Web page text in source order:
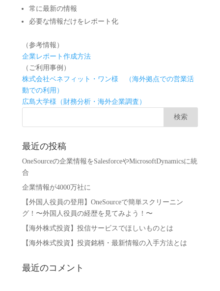
常に最新の情報
必要な情報だけをレポート化
（参考情報）
企業レポート作成方法
（ご利用事例）
株式会社ベネフィット・ワン様 （海外拠点での営業活
動での利用）
広島大学様（財務分析・海外企業調査）
最近の投稿
OneSourceの企業情報をSalesforceやMicrosoftDynamicsに統
合
企業情報が4000万社に
【外国人役員の登用】OneSourceで簡単スクリーニン
グ！〜外国人役員の経歴を見てみよう！〜
【海外株式投資】投信サービスでほしいものとは
【海外株式投資】投資銘柄・最新情報の入手方法とは
最近のコメント